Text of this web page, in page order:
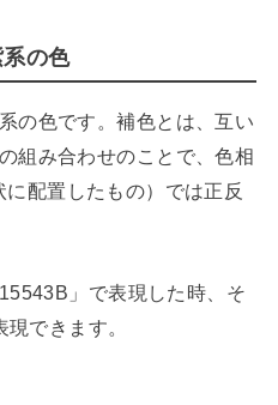
系の色
の色です。補色とは、互い
組み合わせのことで、色相
配置したもの）では正反
」で表現した時、そ
できます。